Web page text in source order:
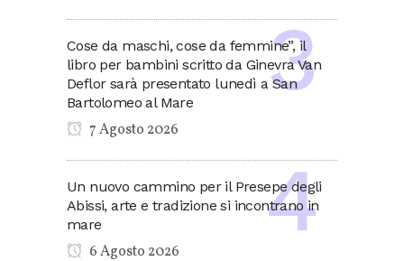
Cose da maschi, cose da femmine”, il
libro per bambini scritto da Ginevra Van
Deflor sarà presentato lunedì a San
Bartolomeo al Mare
7 Agosto 2026
Un nuovo cammino per il Presepe degli
Abissi, arte e tradizione si incontrano in
mare
6 Agosto 2026